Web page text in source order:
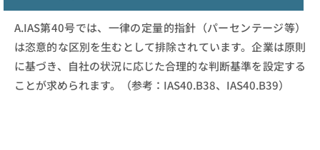
A.IAS第40号では、一律の定量的指針（パーセンテージ等）
は恣意的な区別を生むとして排除されています。企業は原則
に基づき、自社の状況に応じた合理的な判断基準を設定する
ことが求められます。（参考：IAS40.B38、IAS40.B39）